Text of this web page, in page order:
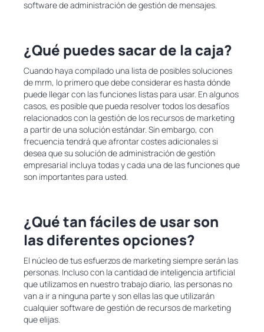
software de administración de gestión de mensajes.
¿Qué puedes sacar de la caja?
Cuando haya compilado una lista de posibles soluciones
de mrm, lo primero que debe considerar es hasta dónde
puede llegar con las funciones listas para usar. En algunos
casos, es posible que pueda resolver todos los desafíos
relacionados con la gestión de los recursos de marketing
a partir de una solución estándar. Sin embargo, con
frecuencia tendrá que afrontar costes adicionales si
desea que su solución de administración de gestión
empresarial incluya todas y cada una de las funciones que
son importantes para usted.
¿Qué tan fáciles de usar son
las diferentes opciones?
El núcleo de tus esfuerzos de marketing siempre serán las
personas. Incluso con la cantidad de inteligencia artificial
que utilizamos en nuestro trabajo diario, las personas no
van a ir a ninguna parte y son ellas las que utilizarán
cualquier software de gestión de recursos de marketing
que elijas.